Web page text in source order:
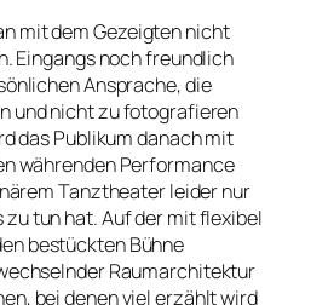
mit dem Gezeigten nicht
Eingangs noch freundlich
Ansprache, die
und nicht zu fotografieren
das Publikum danach mit
währenden Performance
Tanztheater leider nur
zu tun hat. Auf der mit flexibel
bestückten Bühne
Raumarchitektur
bei denen viel erzählt wird